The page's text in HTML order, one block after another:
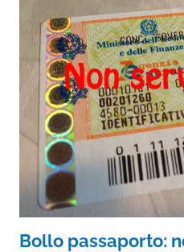
Bollo passaporto: